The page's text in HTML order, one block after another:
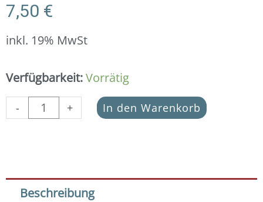
7,50 €
inkl. 19% MwSt
Verfügbarkeit:Vorrätig
-
Anhänger
Hand
925
+ In den Warenkorb
Beschreibung